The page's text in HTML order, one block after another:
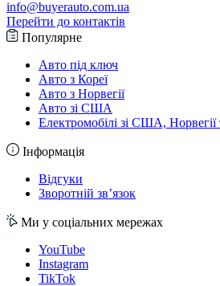
info@buyerauto.com.ua
Перейти до контактів
Популярне
Авто під ключ
Авто з Кореї
Авто з Норвегії
Авто зі США
Електромобілі зі США, Норвегії
Інформація
Відгуки
Зворотній зв’язок
Ми у соціальних мережах
YouTube
Instagram
TikTok